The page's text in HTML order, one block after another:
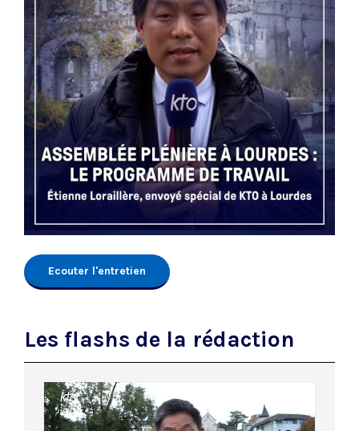
Ecouter l'entretien
Les flashs de la rédaction